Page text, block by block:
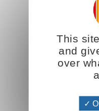
This
and
over